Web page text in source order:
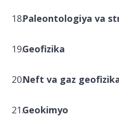
Paleontologiya va
Geofizika
Neft va gaz
Geokimyo